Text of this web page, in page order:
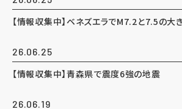
【情報収集中】ベネズエラでM7.2と7.5の大
26.06.25
【情報収集中】青森県で震度6強の地震
26.06.19